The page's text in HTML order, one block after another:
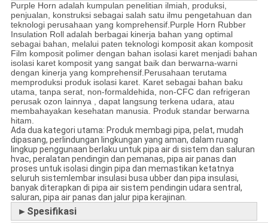
Purple Horn adalah kumpulan penelitian ilmiah, produksi,
penjualan, konstruksi sebagai salah satu ilmu pengetahuan dan
teknologi perusahaan yang komprehensif.Purple Horn Rubber
Insulation Roll adalah berbagai kinerja bahan yang optimal
sebagai bahan, melalui paten teknologi komposit akan komposit
Film komposit polimer dengan bahan isolasi karet menjadi bahan
isolasi karet komposit yang sangat baik dan berwarna-warni
dengan kinerja yang komprehensif.Perusahaan terutama
memproduksi produk isolasi karet. Karet sebagai bahan baku
utama, tanpa serat, non-formaldehida, non-CFC dan refrigeran
perusak ozon lainnya , dapat langsung terkena udara, atau
membahayakan kesehatan manusia. Produk standar berwarna
hitam.
Ada dua kategori utama: Produk membagi pipa, pelat, mudah
dipasang, perlindungan lingkungan yang aman, dalam ruang
lingkup penggunaan berlaku untuk pipa air di sistem dan saluran
hvac, peralatan pendingin dan pemanas, pipa air panas dan
proses untuk isolasi dingin pipa dan memastikan ketatnya
seluruh sistem lembar insulasi busa ubber dan pipa insulasi,
banyak diterapkan di pipa air sistem pendingin udara sentral,
saluran, pipa air panas dan jalur pipa kerajinan.
►Spesifikasi